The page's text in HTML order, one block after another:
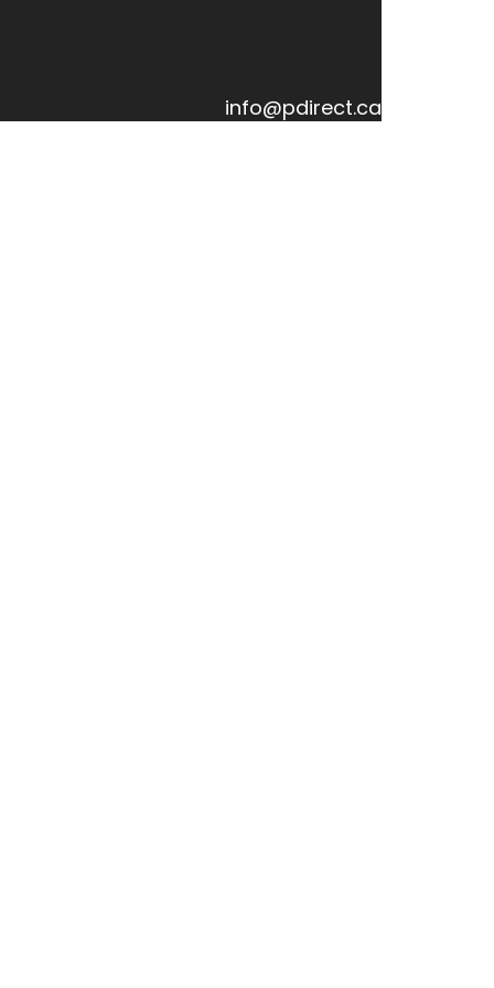
info@pdirect.ca